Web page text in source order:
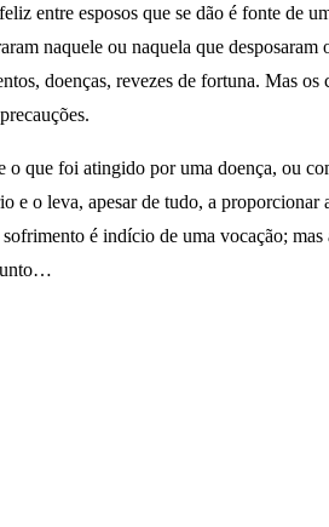
entre esposos que se dão é fonte de
naquele ou naquela que desposaram
doenças, revezes de fortuna. Mas os
que foi atingido por uma doença, ou
o leva, apesar de tudo, a proporcionar
é indício de uma vocação; mas